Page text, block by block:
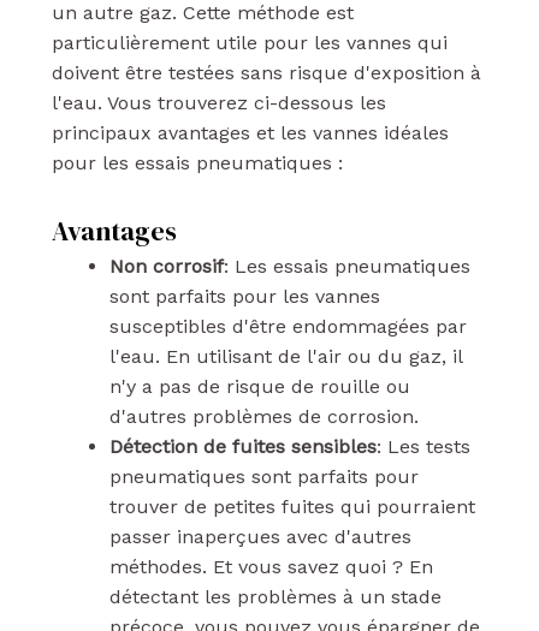
un autre gaz. Cette méthode est
particulièrement utile pour les vannes qui
doivent être testées sans risque d'exposition à
l'eau. Vous trouverez ci-dessous les
principaux avantages et les vannes idéales
pour les essais pneumatiques :
Avantages
Non corrosif: Les essais pneumatiques
sont parfaits pour les vannes
susceptibles d'être endommagées par
l'eau. En utilisant de l'air ou du gaz, il
n'y a pas de risque de rouille ou
d'autres problèmes de corrosion.
Détection de fuites sensibles: Les tests
pneumatiques sont parfaits pour
trouver de petites fuites qui pourraient
passer inaperçues avec d'autres
méthodes. Et vous savez quoi ? En
détectant les problèmes à un stade